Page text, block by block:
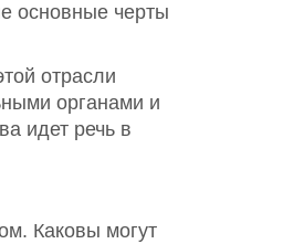
основные черты
отрасли
органами и
идет речь в
Каковы могут